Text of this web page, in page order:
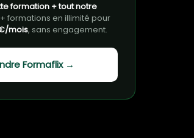
formation + tout notre
formations en illimité pour
mois, sans engagement.
Formaflix →